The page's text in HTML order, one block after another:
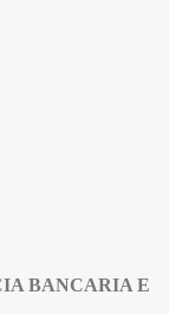
BANCARIA E